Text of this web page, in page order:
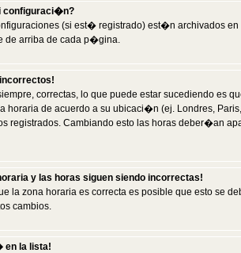
(si est� registrado) est�n archivados
de arriba de cada p�gina.
correctas, lo que puede estar sucediendo es
horaria de acuerdo a su ubicaci�n (ej. Londres,
registrados. Cambiando esto las horas deber�an
y las horas siguen siendo incorrectas!
la zona horaria es correcta es posible que esto se
cambios.
en la lista!